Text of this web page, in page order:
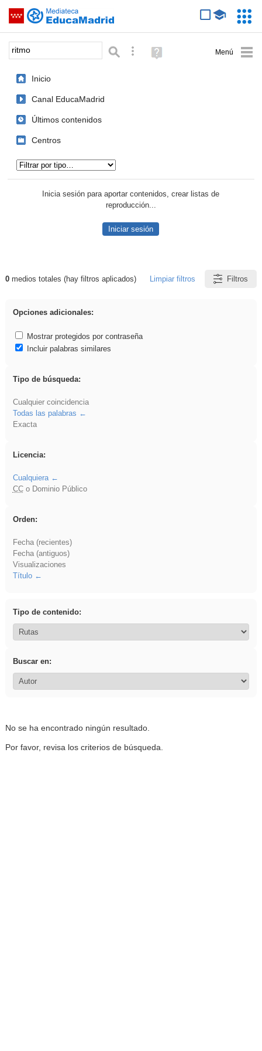
Saltar navegación
Palabra o frase: Búsqueda avanzada
Ayuda
(en
Inicio
Canal EducaMadrid
Últimos contenidos
Centros
Inicia sesión para aportar contenidos, crear listas de
reproducción...
Iniciar sesión
Resultados de: ritmo
0medios totales (hay filtros aplicados) Limpiar filtros Filtros
Opciones adicionales:
Mostrar protegidos por contraseña
Incluir palabras similares
Tipo de búsqueda:
Cualquier coincidencia
Todas las palabras
Exacta
Licencia:
Cualquiera
CCo Dominio Público
Orden:
Fecha (recientes)
Fecha (antiguos)
Visualizaciones
Título
Tipo de contenido:
Buscar en:
No se ha encontrado ningún resultado.
Por favor, revisa los criterios de búsqueda.